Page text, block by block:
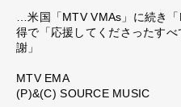
…米国「MTV VMAs」に続き
得で「応援してくださったす
謝」
MTV EMA
(P)&(C) SOURCE MUSIC